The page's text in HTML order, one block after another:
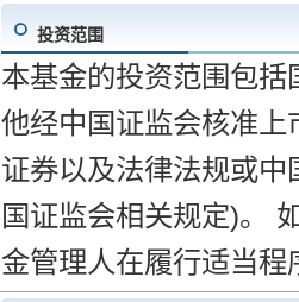
投资范围
本基金的投资范围包
他经中国证监会核准
证券以及法律法规或
国证监会相关规定)。
金管理人在履行适当